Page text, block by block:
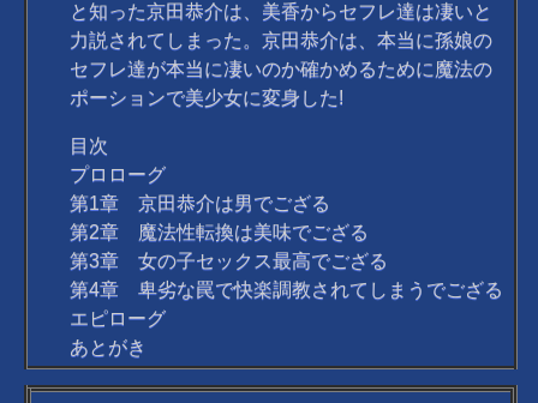
と知った京田恭介は、美香からセフレ達は凄いと
力説されてしまった。京田恭介は、本当に孫娘の
セフレ達が本当に凄いのか確かめるために魔法の
ポーションで美少女に変身した!
目次
プロローグ
第1章 京田恭介は男でござる
第2章 魔法性転換は美味でござる
第3章 女の子セックス最高でござる
第4章 卑劣な罠で快楽調教されてしまうでござる
エピローグ
あとがき